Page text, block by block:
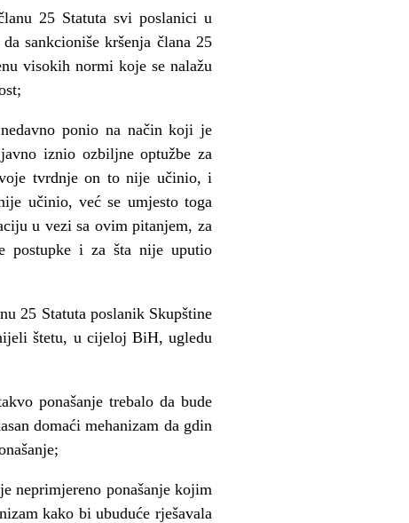
25 Statuta svi poslanici u
sankcioniše kršenja člana 25
visokih normi koje se nalažu
ponio na način koji je
iznio ozbiljne optužbe za
tvrdnje on to nije učinio, i
učinio, već se umjesto toga
u vezi sa ovim pitanjem, za
postupke i za šta nije uputio
25 Statuta poslanik Skupštine
štetu, u cijeloj BiH, ugledu
ponašanje trebalo da bude
domaći mehanizam da gdin
neprimjereno ponašanje kojim
kako bi ubuduće rješavala